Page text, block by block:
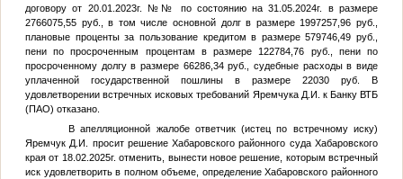
договору от 20.01.2023г. № №
по состоянию на 31.05.2024г. в размере
2766075,55 руб., в том числе основной долг в размере 1997257,96 руб.,
плановые проценты за пользование кредитом в размере 579746,49 руб.,
пени по просроченным процентам в размере 122784,76 руб., пени по
просроченному долгу в размере 66286,34 руб., судебные расходы в виде
уплаченной государственной пошлины в размере 22030 руб. В
удовлетворении встречных исковых требований Яремчука Д.И. к Банку ВТБ
(ПАО) отказано.
В апелляционной жалобе ответчик (истец по встречному иску)
Яремчук Д.И. просит решение Хабаровского районного суда Хабаровского
края от 18.02.2025г. отменить, вынести новое решение, которым встречный
иск удовлетворить в полном объеме, определение Хабаровского районного